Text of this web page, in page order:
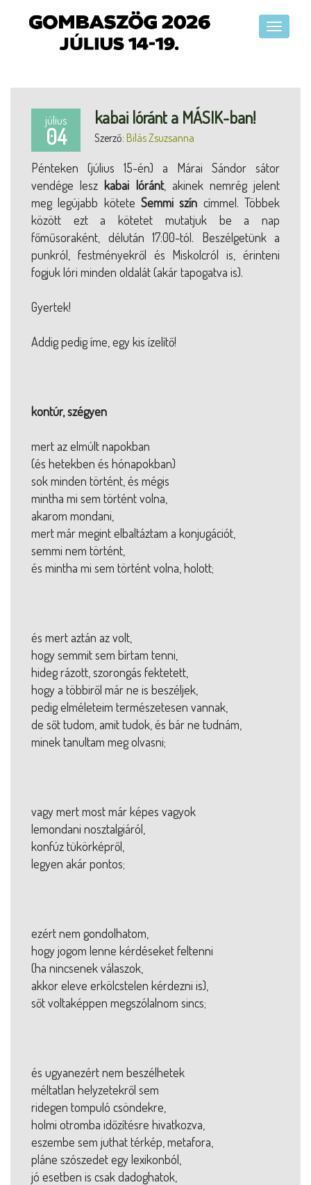
július
04
kabai lóránt a MÁSIK-ban!
Szerző: Bilás Zsuzsanna
Pénteken (július 15-én) a Márai Sándor sátor
vendége leszkabai lóránt, akinek nemrég jelent
meg legújabb kötete Semmi szín címmel. Többek
között ezt a kötetet mutatjuk be a nap
főműsoraként, délután 17:00-tól. Beszélgetünk a
punkról, festményekről és Miskolcról is, érinteni
fogjuk lóri minden oldalát (akár tapogatva is).
Gyertek!
Addig pedig íme, egy kis ízelítő!
kontúr, szégyen
mert az elmúlt napokban
(és hetekben és hónapokban)
sok minden történt, és mégis
mintha mi sem történt volna,
akarom mondani,
mert már megint elbaltáztam a konjugációt,
semmi nem történt,
és mintha mi sem történt volna, holott;
és mert aztán az volt,
hogy semmit sem bírtam tenni,
hideg rázott, szorongás fektetett,
hogy a többiről már ne is beszéljek,
pedig elméleteim természetesen vannak,
de sőt tudom, amit tudok, és bár ne tudnám,
minek tanultam meg olvasni;
vagy mert most már képes vagyok
lemondani nosztalgiáról,
konfúz tükörképről,
legyen akár pontos;
ezért nem gondolhatom,
hogy jogom lenne kérdéseket feltenni
(ha nincsenek válaszok,
akkor eleve erkölcstelen kérdezni is),
sőt voltaképpen megszólalnom sincs;
és ugyanezért nem beszélhetek
méltatlan helyzetekről sem
ridegen tompuló csöndekre,
holmi otromba időzítésre hivatkozva,
eszembe sem juthat térkép, metafora,
pláne szószedet egy lexikonból,
jó esetben is csak dadoghatok,